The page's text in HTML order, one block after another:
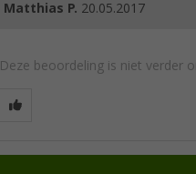
Matthias P. 20.05.2017
Deze beoordeling is niet verder